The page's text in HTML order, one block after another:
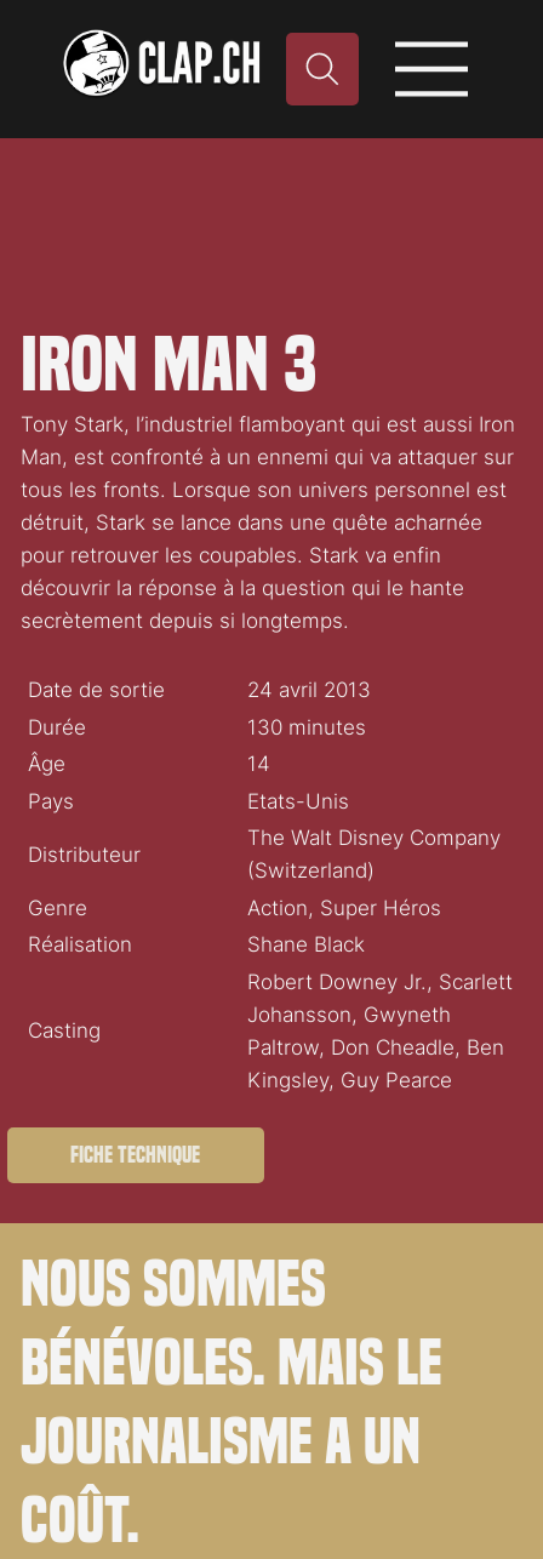
Iron man 3
Tony Stark, l’industriel flamboyant qui est aussi Iron
Man, est confronté à un ennemi qui va attaquer sur
tous les fronts. Lorsque son univers personnel est
détruit, Stark se lance dans une quête acharnée
pour retrouver les coupables. Stark va enfin
découvrir la réponse à la question qui le hante
secrètement depuis si longtemps.
Date de sortie
24 avril 2013
Durée
130 minutes
Âge
14
Pays
Etats-Unis
Distributeur
The Walt Disney Company
(Switzerland)
Genre
Action, Super Héros
Réalisation
Shane Black
Casting
Robert Downey Jr., Scarlett
Johansson, Gwyneth
Paltrow, Don Cheadle, Ben
Kingsley, Guy Pearce
Fiche technique
Nous sommes
bénévoles. Mais le
journalisme a un
coût.